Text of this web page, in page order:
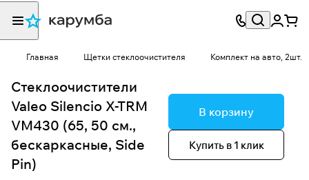
Главная Щетки стеклоочистителя Комплект на авто, 2шт.
Стеклоочистители
Valeo Silencio X-TRM
VM430 (65, 50 см.,
бескаркасные, Side
Pin)
В корзину
Купить в 1 клик